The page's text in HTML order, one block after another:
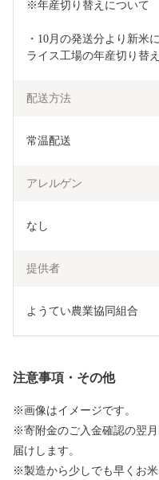
※年産切り替えについて
・10月の発送分より新米
ライス工場の年産切り替
配送方法
常温配送
アレルゲン
なし
提供者
ようてい農業協同組合
注意事項・その他
※画像はイメージです。
※寄附金のご入金確認の翌
届けします。
※製造から少しでも早くお